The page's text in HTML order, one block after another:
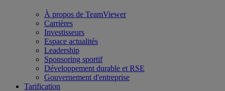
À propos de TeamViewer
Carrières
Investisseurs
Espace actualités
Leadership
Sponsoring sportif
Développement durable et RSE
Gouvernement d'entreprise
Tarification